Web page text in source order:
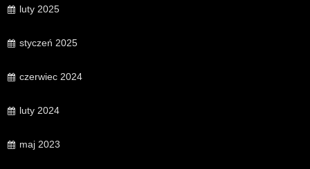
luty 2025
styczeń 2025
czerwiec 2024
luty 2024
maj 2023